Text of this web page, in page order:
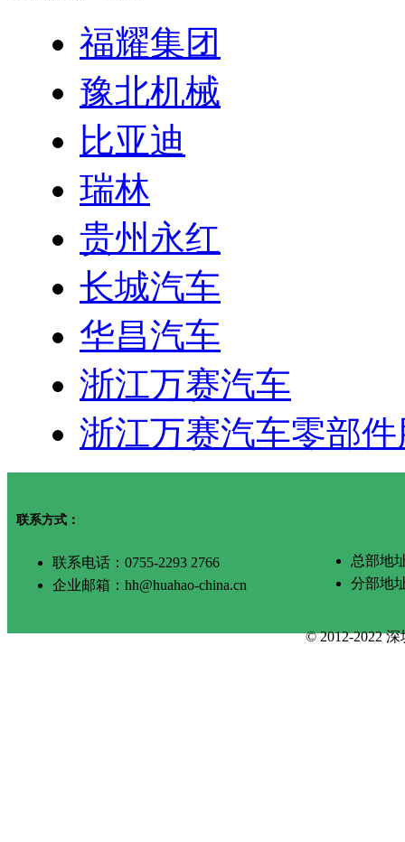
福耀集团
豫北机械
比亚迪
瑞林
贵州永红
长城汽车
华昌汽车
浙江万赛汽车
浙江万赛汽车零部
联系方式：
联系电话：0755-2293 2766
企业邮箱：hh@huahao-china.cn
总部地
分部地
© 2012-2022